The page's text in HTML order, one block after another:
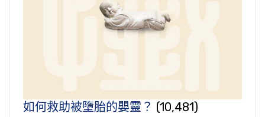
如何救助被墮胎的嬰靈？ (10,481)